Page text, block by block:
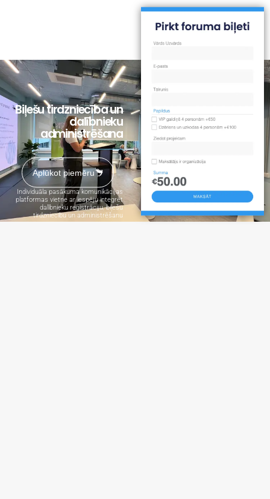
Biļešu tirdzniecība un
dalībnieku
administrēšana
Aplūkot piemēru
Individuāla pasākuma komunikācijas
platformas vietne ar iespēju integrēt
dalībnieku reģistrāciju, biļešu
tirdzniecību un administrēšanu